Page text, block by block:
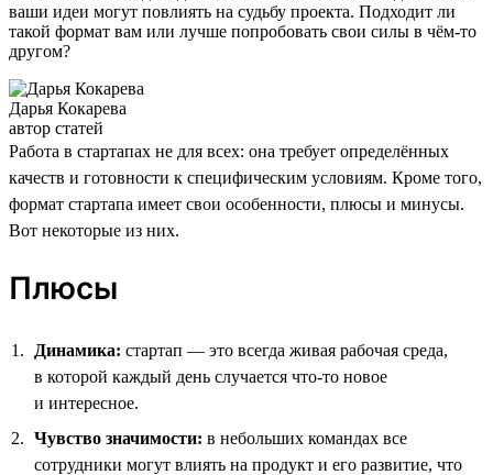
ваши идеи могут повлиять на судьбу проекта. Подходит ли
такой формат вам или лучше попробовать свои силы в чём-то
другом?
Дарья Кокарева
автор статей
Работа в стартапах не для всех: она требует определённых
качеств и готовности к специфическим условиям. Кроме того,
формат стартапа имеет свои особенности, плюсы и минусы.
Вот некоторые из них.
Плюсы
Динамика: стартап — это всегда живая рабочая среда,
в которой каждый день случается что-то новое
и интересное.
Чувство значимости: в небольших командах все
сотрудники могут влиять на продукт и его развитие, что